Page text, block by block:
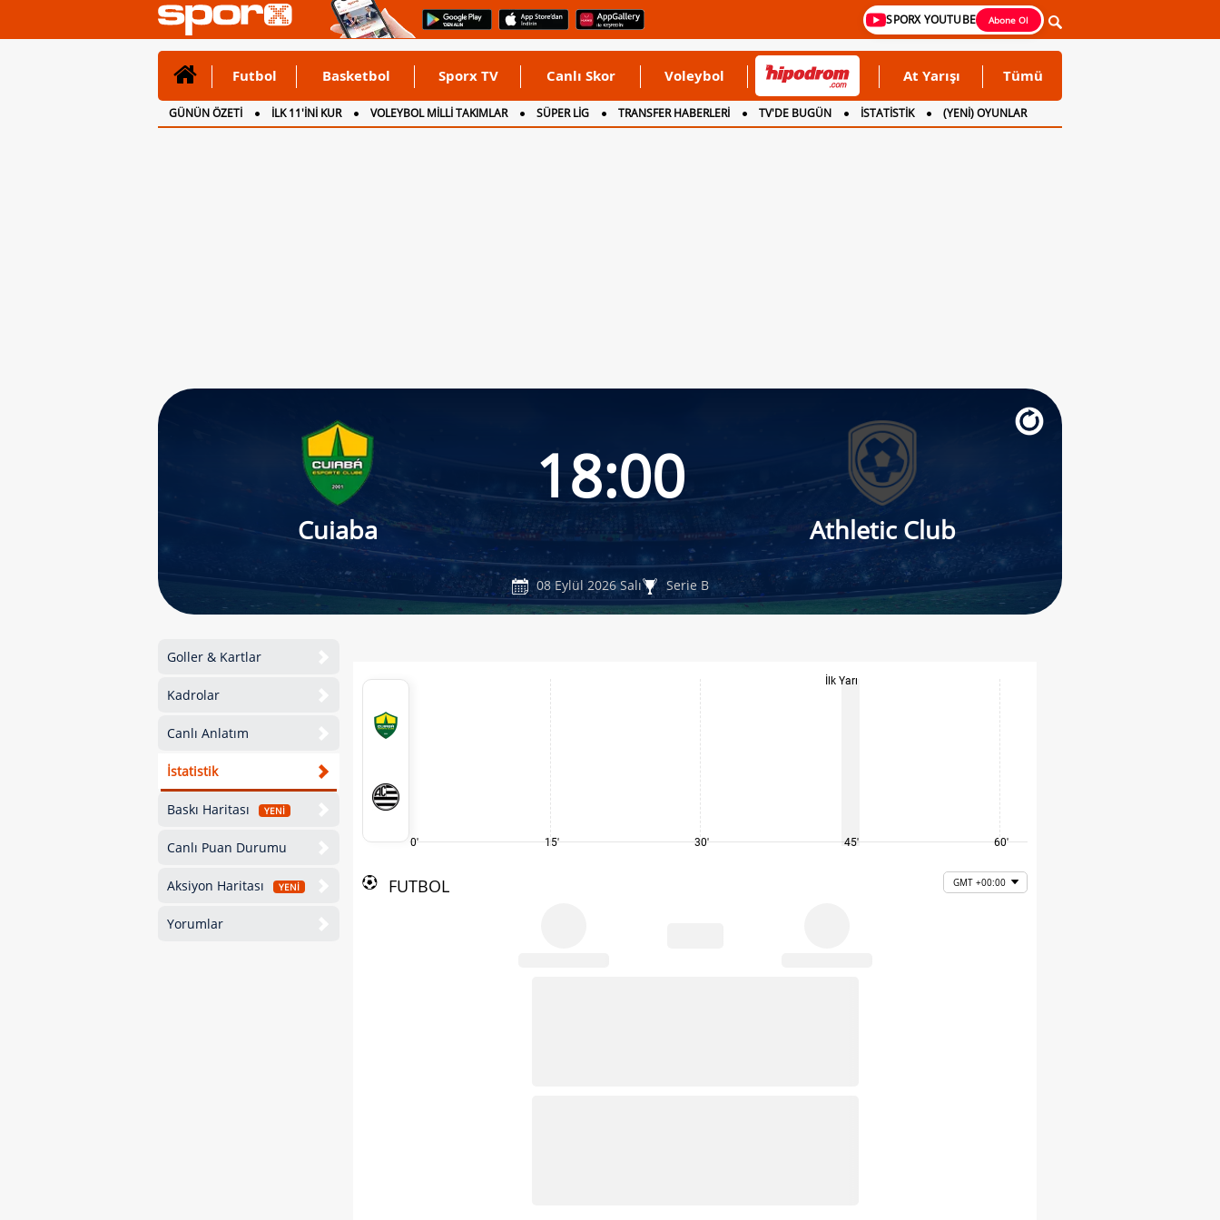
SPORX YOUTUBE Abone Ol
Futbol Basketbol Sporx TV Canlı Skor Voleybol At Yarışı Tümü
GÜNÜN ÖZETİ İLK 11'İNİ KUR VOLEYBOL MİLLİ TAKIMLAR SÜPER LİG TRANSFER HABERLERİ TV'DE BUGÜN İSTATİSTİK
(YENİ) OYUNLAR
CANLI ANLATIM
İNGİLTERE
Cuiaba
18:00
Athletic Club
08 Eylül 2026 Salı Serie B
Goller & Kartlar
Kadrolar
Canlı Anlatım
İstatistik
Baskı Haritası YENİ
Canlı Puan Durumu
Aksiyon Haritası YENİ
Yorumlar
0' 15' 30'
İlk Yarı
45' 60'
FUTBOL GMT +00:00